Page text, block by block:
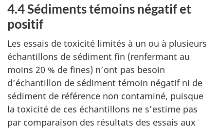
4.4 Sédiments témoins négatif et
positif
Les essais de toxicité limités à un ou à plusieurs
échantillons de sédiment fin (renfermant au
moins 20 % de fines) n’ont pas besoin
d’échantillon de sédiment témoin négatif ni de
sédiment de référence non contaminé, puisque
la toxicité de ces échantillons ne s’estime pas
par comparaison des résultats des essais aux